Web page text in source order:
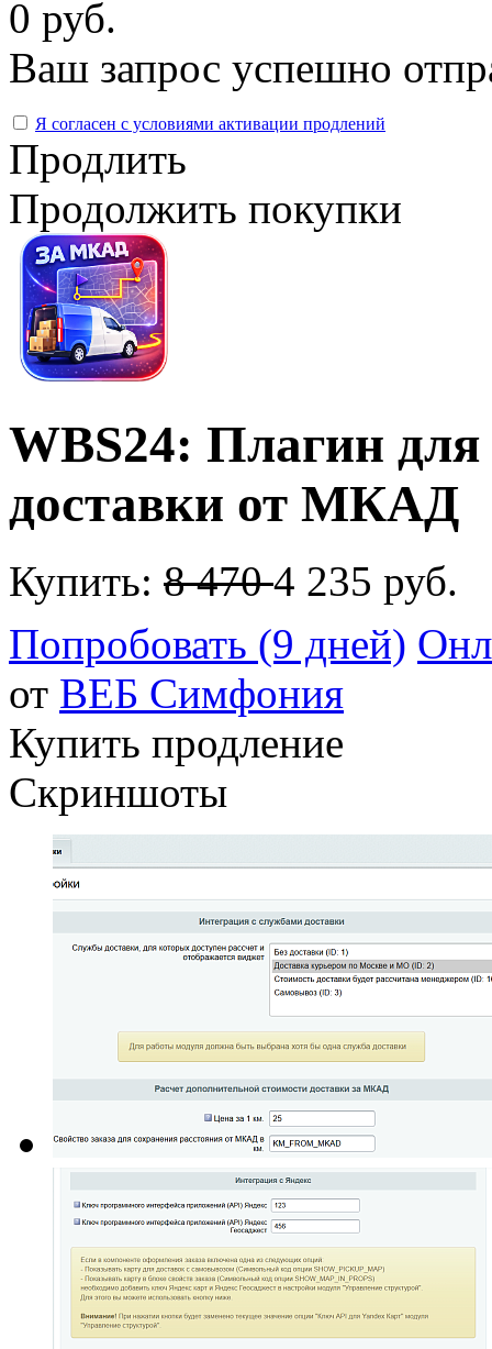
0 руб.
Ваш запрос успешно
Я согласен с условиями активации продлений
Продлить
Продолжить покупки
WBS24: Плагин для
доставки от МКАД
Купить: 8 4704 235 руб.
Попробовать (9 дней)
от ВЕБ Cимфония
Купить продление
Скриншоты